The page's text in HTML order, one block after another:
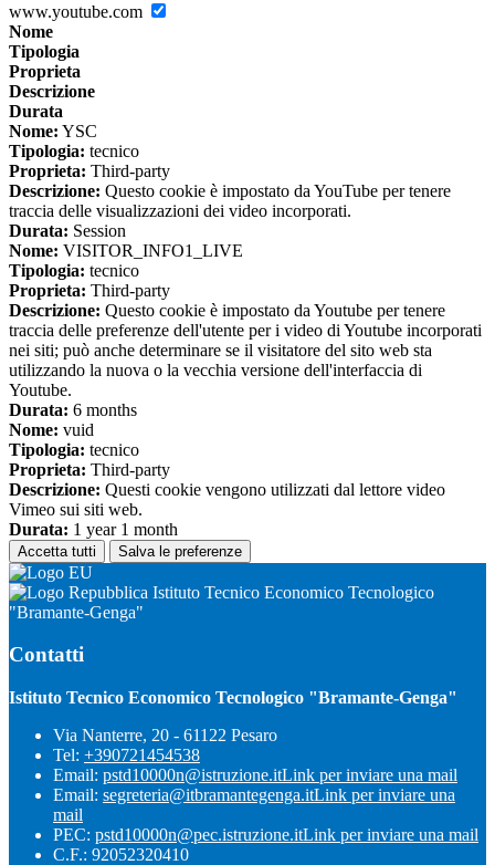
www.youtube.com
Nome
Tipologia
Proprieta
Descrizione
Durata
Nome: YSC
Tipologia: tecnico
Proprieta: Third-party
Descrizione: Questo cookie è impostato da YouTube per tenere
traccia delle visualizzazioni dei video incorporati.
Durata: Session
Nome: VISITOR_INFO1_LIVE
Tipologia: tecnico
Proprieta: Third-party
Descrizione: Questo cookie è impostato da Youtube per tenere
traccia delle preferenze dell'utente per i video di Youtube incorporati
nei siti; può anche determinare se il visitatore del sito web sta
utilizzando la nuova o la vecchia versione dell'interfaccia di
Youtube.
Durata: 6 months
Nome: vuid
Tipologia: tecnico
Proprieta: Third-party
Descrizione: Questi cookie vengono utilizzati dal lettore video
Vimeo sui siti web.
Durata: 1 year 1 month
Accetta tutti Salva le preferenze
Istituto Tecnico Economico Tecnologico
"Bramante-Genga"
Contatti
Istituto Tecnico Economico Tecnologico "Bramante-Genga"
Via Nanterre, 20 - 61122 Pesaro
Tel: +390721454538
Email: pstd10000n@istruzione.itLink per inviare una mail
Email: segreteria@itbramantegenga.itLink per inviare una
mail
PEC: pstd10000n@pec.istruzione.itLink per inviare una mail
C.F.: 92052320410